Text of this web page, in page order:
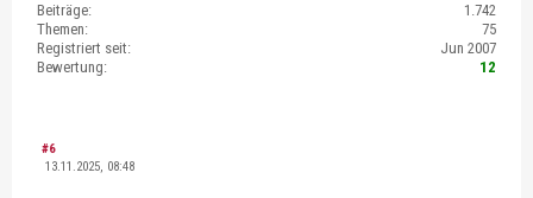
Beiträge:
1.742
Themen:
75
Registriert seit:
Jun 2007
Bewertung:
12
#6
13.11.2025, 08:48